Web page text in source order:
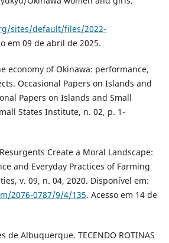
sites/default/files/2022-
em 09 de abril de 2025.
economy of Okinawa: performance,
Occasional Papers on Islands and
Papers on Islands and Small
States Institute, n. 02, p. 1-
Create a Moral Landscape:
and Everyday Practices of Farming
v. 09, n. 04, 2020. Disponível em:
2076-0787/9/4/135. Acesso em 14 de
de Albuquerque. TECENDO ROTINAS